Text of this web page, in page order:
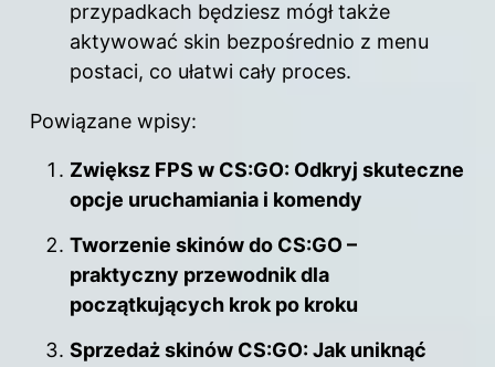
przypadkach będziesz mógł także
aktywować skin bezpośrednio z menu
postaci, co ułatwi cały proces.
Powiązane wpisy:
Zwiększ FPS w CS:GO: Odkryj skuteczne
opcje uruchamiania i komendy
Tworzenie skinów do CS:GO –
praktyczny przewodnik dla
początkujących krok po kroku
Sprzedaż skinów CS:GO: Jak uniknąć